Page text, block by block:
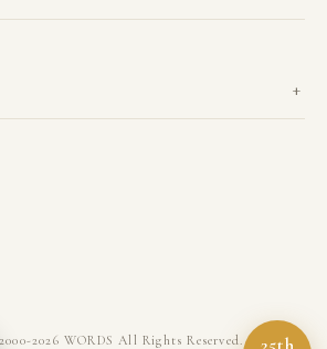
2026 WORDS All Rights Reserved.